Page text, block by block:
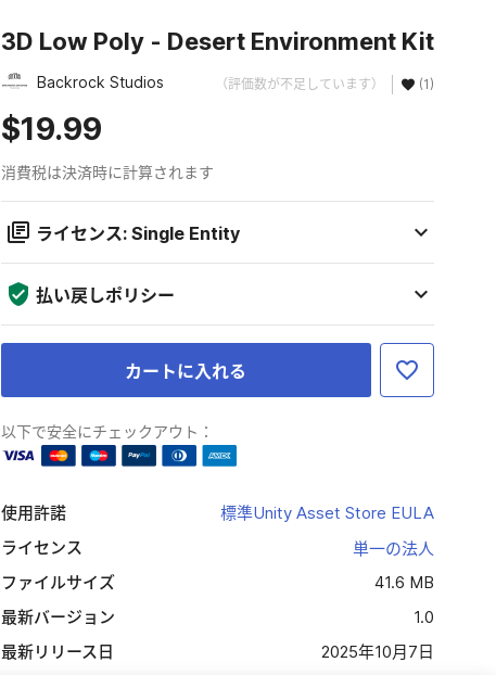
3D Low Poly - Desert Environment Kit
Backrock Studios （評価数が不足しています） (1)
$19.99
消費税は決済時に計算されます
ライセンス: Single Entity
払い戻しポリシー
カートに入れる
以下で安全にチェックアウト：
使用許諾
標準Unity Asset Store EULA
ライセンス
単一の法人
ファイルサイズ
41.6 MB
最新バージョン
1.0
最新リリース日
2025年10月7日